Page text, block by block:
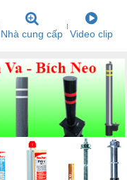
Nhà cung cấp Video clip